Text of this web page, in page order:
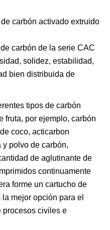
carbón activado extruido
carbón de la serie CAC
solidez, estabilidad,
bien distribuida de
tipos de carbón
fruta, por ejemplo, carbón
coco, acticarbon
polvo de carbón,
de aglutinante de
continuamente
forme un cartucho de
mejor opción para el
procesos civiles e